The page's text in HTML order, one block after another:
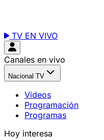
TV EN VIVO
Canales en vivo
Nacional TV
Videos
Programación
Programas
Hoy interesa